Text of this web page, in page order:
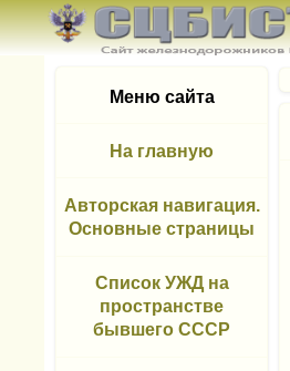
Меню сайта
На главную
Авторская навигация.
Основные страницы
Список УЖД на
пространстве
бывшего СССР